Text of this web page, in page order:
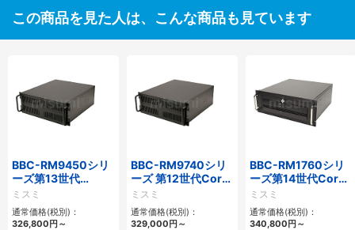
この商品を見た人は、こんな商品も見ています
BBC-RM9450シリ
ーズ第13世代
Core・12世代
Celeron対応ラック
マウント4PCIe
ミスミ
通常価格(税別)：
326,800円～
BBC-RM9740シリ
ーズ 第12世代Core
対応ラックマウント
FAPC4PCI・3PCIe
ミスミ
通常価格(税別)：
329,000円～
BBC-RM1760シリ
ーズ第14世代Core
対応ラックマウント
3PCIe
ミスミ
通常価格(税別)：
340,800円～